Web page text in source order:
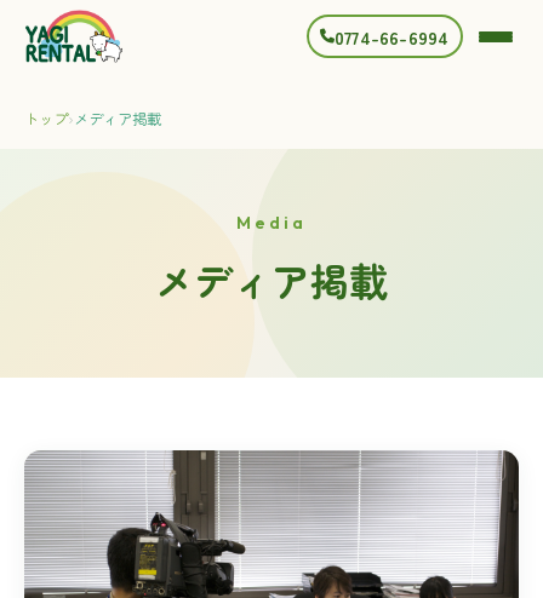
0774-66-6994
トップ›メディア掲載
Media
メディア掲載